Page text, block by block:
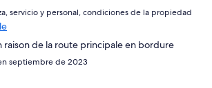
servicio y personal, condiciones de la propiedad
raison de la route principale en bordure
septiembre de 2023